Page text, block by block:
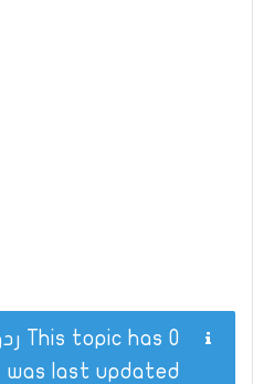
was last updated